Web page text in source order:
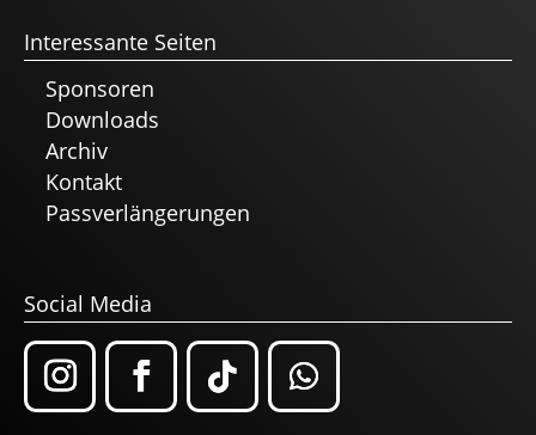
Interessante Seiten
Sponsoren
Downloads
Archiv
Kontakt
Passverlängerungen
Social Media